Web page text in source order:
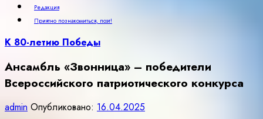
Редакция
Приятно познакомиться, поэт!
К 80-летию Победы
Ансамбль «Звонница» – победители
Всероссийского патриотического конкурса
admin Опубликовано: 16.04.2025